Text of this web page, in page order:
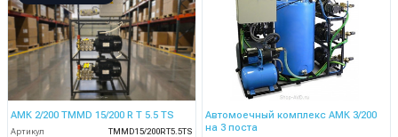
АМК 2/200 TMMD 15/200 R T 5.5 TS
Артикул
TMMD15/200RT5.5TS
Автомоечный комплекс АМК 3/200
на 3 поста